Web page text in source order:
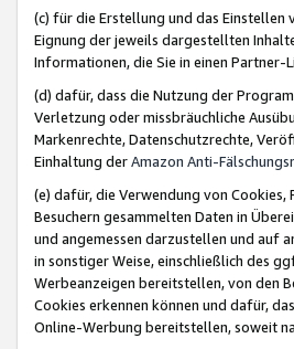
(c) für die Erstellung und das
Eignung der jeweils dargestellten
Informationen, die Sie in einen
(d) dafür, dass die Nutzung der
Verletzung oder missbräuchliche
Markenrechte, Datenschutzrechte,
Einhaltung derAmazon Anti-
(e) dafür, die Verwendung von
Besuchern gesammelten Daten in
und angemessen darzustellen und auf
in sonstiger Weise, einschließlich des
Werbeanzeigen bereitstellen, von den
Cookies erkennen können und dafür,
Online-Werbung bereitstellen, soweit